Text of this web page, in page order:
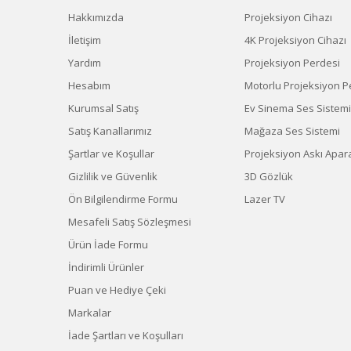
Hakkımızda
İletişim
Yardım
Hesabım
Kurumsal Satış
Satış Kanallarımız
Şartlar ve Koşullar
Gizlilik ve Güvenlik
Ön Bilgilendirme Formu
Mesafeli Satış Sözleşmesi
Ürün İade Formu
İndirimli Ürünler
Puan ve Hediye Çeki
Markalar
İade Şartları ve Koşulları
Projeksiyon Cihazı
4K Projeksiyon Cihazı
Projeksiyon Perdesi
Motorlu Projeksiyon
Ev Sinema Ses Sistemi
Mağaza Ses Sistemi
Projeksiyon Askı
3D Gözlük
Lazer TV